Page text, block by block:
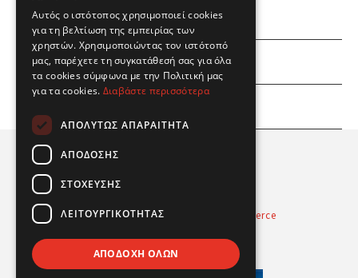
ΕΜΕΙΣ
ΕΣΕΙΣ
Powered byRadicode
nopCommerce
Αυτός ο ιστότοπος χρησιμοποιεί cookies
για τη βελτίωση της εμπειρίας των
χρηστών. Χρησιμοποιώντας τον ιστότοπό
μας, παρέχετε τη συγκατάθεσή σας για όλα
τα cookies σύμφωνα με την Πολιτική μας
για τα cookies. Διαβάστε περισσότερα
ΑΠΟΛΎΤΩΣ ΑΠΑΡΑΊΤΗΤΑ
ΑΠΌΔΟΣΗΣ
ΣΤΌΧΕΥΣΗΣ
ΛΕΙΤΟΥΡΓΙΚΌΤΗΤΑΣ
ΑΠΟΔΟΧΉ ΌΛΩΝ